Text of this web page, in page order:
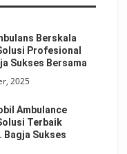
Berskala
Profesional
Sukses Bersama
2025
Ambulance
Terbaik
Bagja Sukses